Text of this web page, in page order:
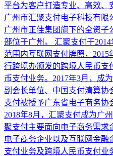
平台为客户打造专业、高效、
广州市汇聚支付电子科技有限
广州市正佳集团旗下的全资子
部位于广州。 汇聚支付于
范围内互联网支付牌照，
行跨境办颁发的跨境人民币支
币支付业务。2017年3月，成
副会长单位、中国支付清算协
支付被授予广东省电子商务协
2018年8月，汇聚支付成为广
聚支付主要面向电子商务需求
电子商务企业以及互联网金融
支付业务及跨境人民币支付业